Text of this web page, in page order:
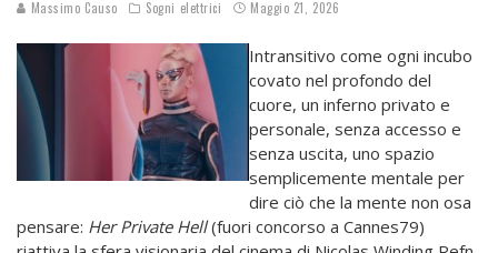
Massimo Causo Sogni elettrici Maggio 21, 2026
Intransitivo come ogni incubo
covato nel profondo del
cuore, un inferno privato e
personale, senza accesso e
senza uscita, uno spazio
semplicemente mentale per
dire ciò che la mente non osa
pensare: Her Private Hell(fuori concorso a Cannes79)